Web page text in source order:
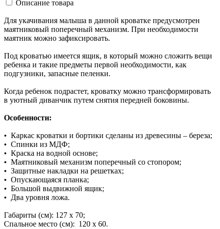
Описание товара
Для укачивания малыша в данной кроватке предусмотрен
маятниковый поперечный механизм. При необходимости
маятник можно зафиксировать.
Под кроватью имеется ящик, в который можно сложить вещи
ребенка и такие предметы первой необходимости, как
подгузники, запасные пеленки.
Когда ребенок подрастет, кроватку можно трансформировать
в уютный диванчик путем снятия передней боковины.
Особенности:
• Каркас кроватки и бортики сделаны из древесины – береза;
• Спинки из МДФ;
• Краска на водной основе;
• Маятниковый механизм поперечный со стопором;
• Защитные накладки на решетках;
• Опускающаяся планка;
• Большой выдвижной ящик;
• Два уровня ложа.
Габариты (см): 127 х 70;
Cпальное место (см): 120 х 60.